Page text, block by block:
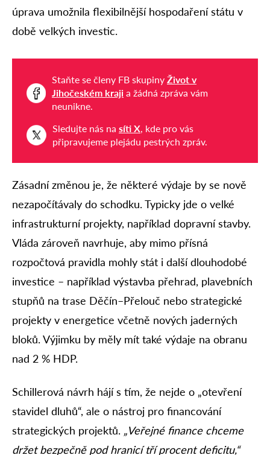
úprava umožnila flexibilnější hospodaření státu v
době velkých investic.
Staňte se členy FB skupiny Život v
Jihočeském kraji a žádná zpráva vám
neunikne.
Sledujte nás na síti X, kde pro vás
připravujeme plejádu pestrých zpráv.
Zásadní změnou je, že některé výdaje by se nově
nezapočítávaly do schodku. Typicky jde o velké
infrastrukturní projekty, například dopravní stavby.
Vláda zároveň navrhuje, aby mimo přísná
rozpočtová pravidla mohly stát i další dlouhodobé
investice – například výstavba přehrad, plavebních
stupňů na trase Děčín–Přelouč nebo strategické
projekty v energetice včetně nových jaderných
bloků. Výjimku by měly mít také výdaje na obranu
nad 2 % HDP.
Schillerová návrh hájí s tím, že nejde o „otevření
stavidel dluhů“, ale o nástroj pro financování
strategických projektů. „Veřejné finance chceme
držet bezpečně pod hranicí tří procent deficitu,“